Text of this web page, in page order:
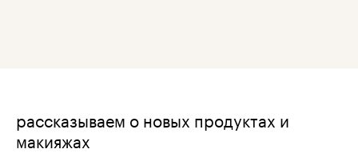
рассказываем о новых продуктах и
макияжах